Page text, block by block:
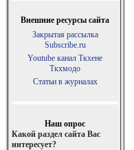
Внешние ресурсы сайта
Закрытая рассылка
Subscribe.ru
Youtube канал Ткхене
Ткхмодо
Статьи в журналах
Наш опрос
Какой раздел сайта Вас
интересует?